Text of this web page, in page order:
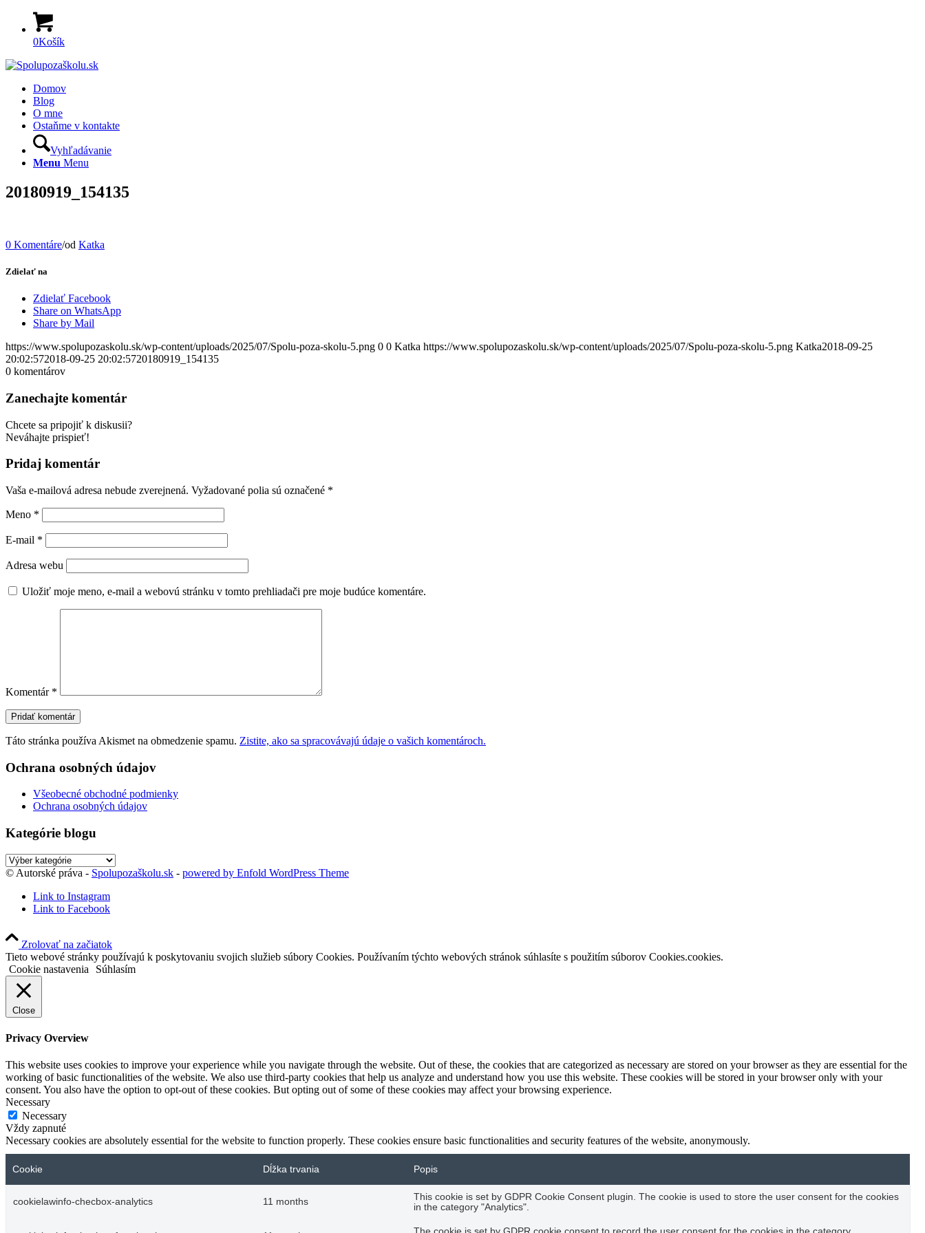
0Košík
Domov
Blog
O mne
Ostaňme v kontakte
Vyhľadávanie
Menu Menu
20180919_154135
0 Komentáre/od Katka
Zdielať na
Zdielať Facebook
Share on WhatsApp
Share by Mail
https://www.spolupozaskolu.sk/wp-content/uploads/2025/07/Spolu-poza-skolu-5.png 0 0 Katka https://www.spolupozaskolu.sk/wp-content/uploads/2025/07/Spolu-poza-skolu-5.png Katka2018-09-25
20:02:572018-09-25 20:02:5720180919_154135
0 komentárov
Zanechajte komentár
Chcete sa pripojiť k diskusii?
Neváhajte prispieť!
Pridaj komentár
Vaša e-mailová adresa nebude zverejnená. Vyžadované polia sú označené *
Meno *
E-mail *
Adresa webu
Uložiť moje meno, e-mail a webovú stránku v tomto prehliadači pre moje budúce komentáre.
Komentár *
Táto stránka používa Akismet na obmedzenie spamu. Zistite, ako sa spracovávajú údaje o vašich komentároch.
Ochrana osobných údajov
Všeobecné obchodné podmienky
Ochrana osobných údajov
Kategórie blogu
Kategórie
blogu
© Autorské práva - Spolupozaškolu.sk - powered by Enfold WordPress Theme
Link to Instagram
Link to Facebook
Zrolovať na začiatok
Tieto webové stránky používajú k poskytovaniu svojich služieb súbory Cookies. Používaním týchto webových stránok súhlasíte s použitím súborov Cookies.cookies.
Cookie nastavenia
Súhlasím
Close
Privacy Overview
This website uses cookies to improve your experience while you navigate through the website. Out of these, the cookies that are categorized as necessary are stored on your browser as they are essential for the
working of basic functionalities of the website. We also use third-party cookies that help us analyze and understand how you use this website. These cookies will be stored in your browser only with your
consent. You also have the option to opt-out of these cookies. But opting out of some of these cookies may affect your browsing experience.
Necessary
Necessary
Vždy zapnuté
Necessary cookies are absolutely essential for the website to function properly. These cookies ensure basic functionalities and security features of the website, anonymously.
Cookie Dĺžka trvania Popis
cookielawinfo-checbox-analytics 11 months
This cookie is set by GDPR Cookie Consent plugin. The cookie is used to store the user consent for the cookies
in the category "Analytics".